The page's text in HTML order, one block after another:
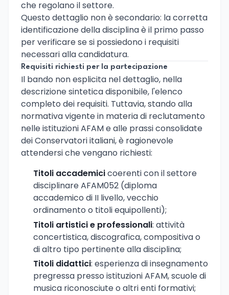
che regolano il settore.
Questo dettaglio non è secondario: la corretta
identificazione della disciplina è il primo passo
per verificare se si possiedono i requisiti
necessari alla candidatura.
Requisiti richiesti per la partecipazione
Il bando non esplicita nel dettaglio, nella
descrizione sintetica disponibile, l'elenco
completo dei requisiti. Tuttavia, stando alla
normativa vigente in materia di reclutamento
nelle istituzioni AFAM e alle prassi consolidate
dei Conservatori italiani, è ragionevole
attendersi che vengano richiesti:
Titoli accademicicoerenti con il settore
disciplinare AFAM052 (diploma
accademico di II livello, vecchio
ordinamento o titoli equipollenti);
Titoli artistici e professionali: attività
concertistica, discografica, compositiva o
di altro tipo pertinente alla disciplina;
Titoli didattici: esperienza di insegnamento
pregressa presso istituzioni AFAM, scuole di
musica riconosciute o altri enti formativi;